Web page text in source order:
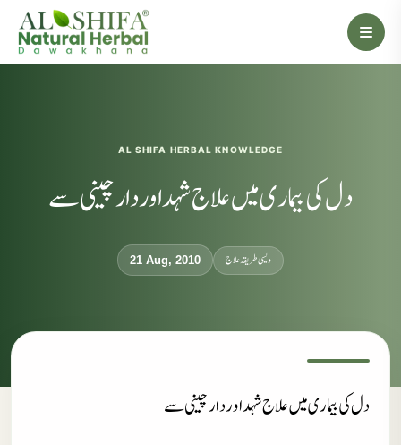
AL SHIFA HERBAL KNOWLEDGE
دل کی بیماری میں علاج شہد اور دارچینی سے
21 Aug, 2010 دیسی طریقہ علاج
دل کی بیماری میں علاج شہد اور دارچینی سے